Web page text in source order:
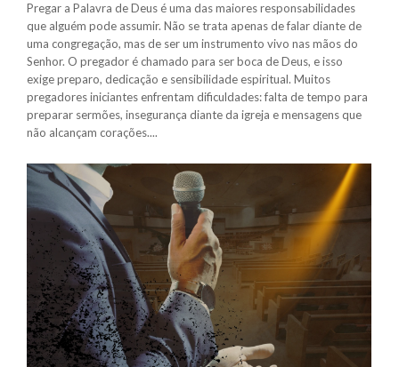
Pregar a Palavra de Deus é uma das maiores responsabilidades
que alguém pode assumir. Não se trata apenas de falar diante de
uma congregação, mas de ser um instrumento vivo nas mãos do
Senhor. O pregador é chamado para ser boca de Deus, e isso
exige preparo, dedicação e sensibilidade espiritual. Muitos
pregadores iniciantes enfrentam dificuldades: falta de tempo para
preparar sermões, insegurança diante da igreja e mensagens que
não alcançam corações....